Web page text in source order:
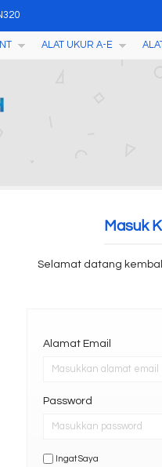
TapiokaALAT UKUR A-E
Masuk
Selamat datang
Alamat Email
Password
Ingat Saya